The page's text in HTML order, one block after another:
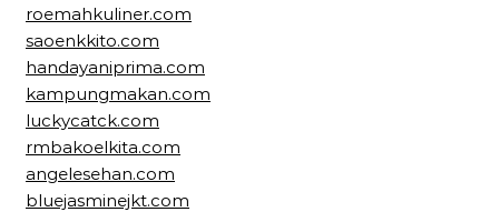
roemahkuliner.com
saoenkkito.com
handayaniprima.com
kampungmakan.com
luckycatck.com
rmbakoelkita.com
angelesehan.com
bluejasminejkt.com